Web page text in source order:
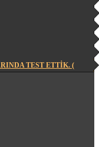
TEST ETTIK. (